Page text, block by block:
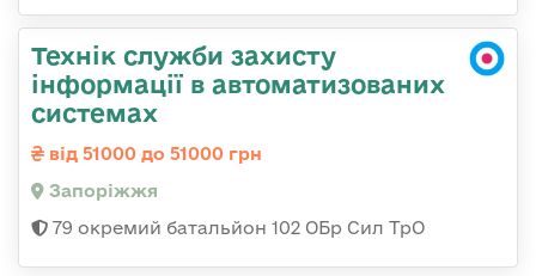
Технік служби захисту
інформації в автоматизованих
системах
від 51000 до 51000 грн
Запоріжжя
79 окремий батальйон 102 ОБр Сил ТрО